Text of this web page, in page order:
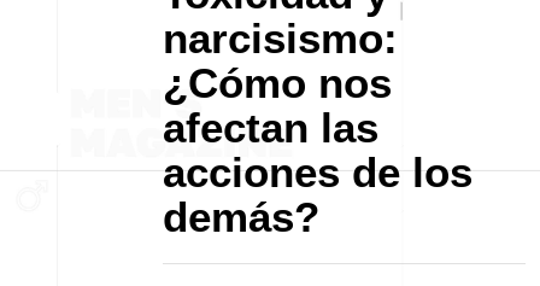
narcisismo:
¿Cómo nos
afectan las
acciones de los
demás?